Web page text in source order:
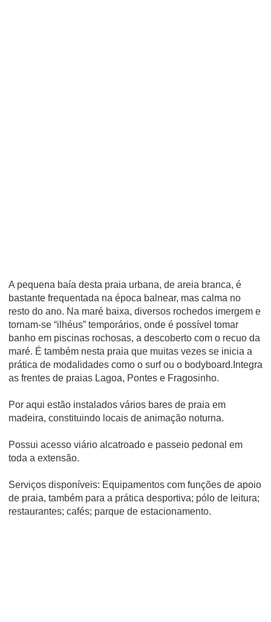
A pequena baía desta praia urbana, de areia branca, é
bastante frequentada na época balnear, mas calma no
resto do ano. Na maré baixa, diversos rochedos imergem e
tornam-se “ilhéus” temporários, onde é possível tomar
banho em piscinas rochosas, a descoberto com o recuo da
maré. É também nesta praia que muitas vezes se inicia a
prática de modalidades como o surf ou o bodyboard.Integra
as frentes de praias Lagoa, Pontes e Fragosinho.
Por aqui estão instalados vários bares de praia em
madeira, constituindo locais de animação noturna.
Possui acesso viário alcatroado e passeio pedonal em
toda a extensão.
Serviços disponíveis: Equipamentos com funções de apoio
de praia, também para a prática desportiva; pólo de leitura;
restaurantes; cafés; parque de estacionamento.